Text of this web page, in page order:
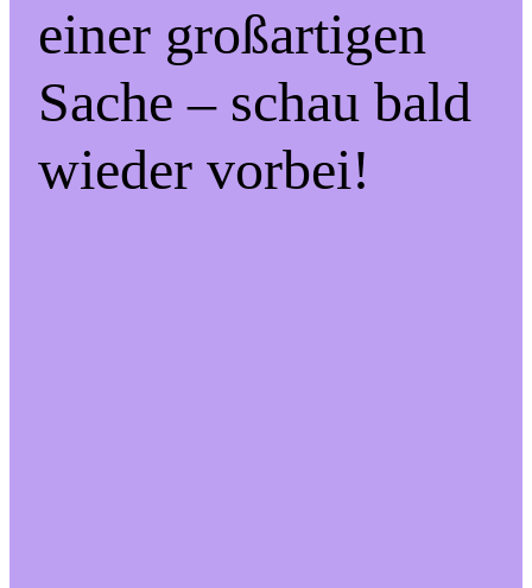
einer großartigen
Sache – schau bald
wieder vorbei!